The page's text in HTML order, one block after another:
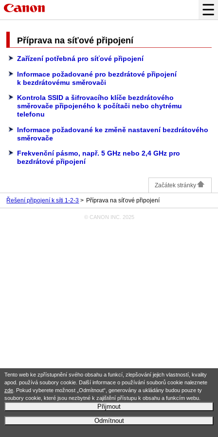
Tento web ke zpřístupnění svého obsahu a funkcí, zlepšování jejich vlastností, kvality
apod. používá soubory cookie. Další informace o používání souborů cookie naleznete
zde. Pokud vyberete možnost „Odmítnout“, generovány a ukládány budou pouze ty
soubory cookie, které jsou nezbytné k zajištění přístupu k obsahu a funkcím webu.
Přijmout
Odmítnout
Příprava na síťové připojení
Zařízení potřebná pro síťové připojení
Informace požadované pro bezdrátové připojení
k bezdrátovému směrovači
Kontrola SSID a šifrovacího klíče bezdrátového
směrovače připojeného k počítači nebo chytrému
telefonu
Informace požadované ke změně nastavení bezdrátového
směrovače
Frekvenční pásmo, např. 5 GHz nebo 2,4 GHz pro
bezdrátové připojení
Začátek stránky
Řešení připojení k síti 1-2-3 Příprava na síťové připojení
© CANON INC. 2025